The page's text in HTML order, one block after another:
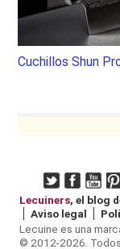
Cuchillos Shun
Lecuiners, el blog
Aviso legal
Lecuine es una
© 2012-2026.